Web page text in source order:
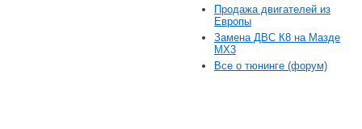
Продажа двигателей из
Европы
Замена ДВС К8 на Мазде
MX3
Все о тюнинге (форум)